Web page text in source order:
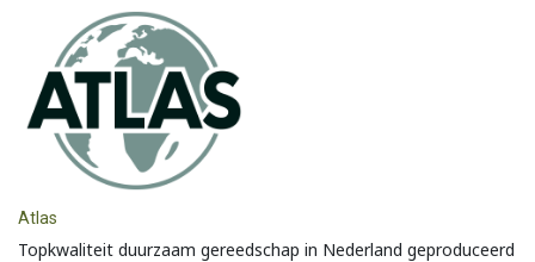
Atlas
Topkwaliteit duurzaam gereedschap in Nederland geproduceerd